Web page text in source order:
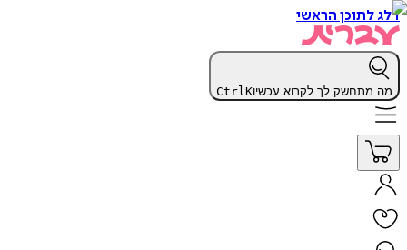
דלג לתוכן הראשי
מה מתחשק לך לקרוא עכשיו CtrlK